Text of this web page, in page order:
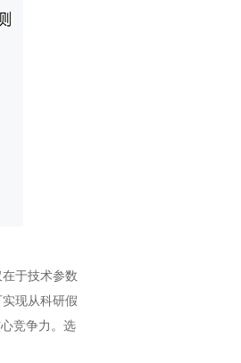
于技术参数
现从科研假
竞争力。选